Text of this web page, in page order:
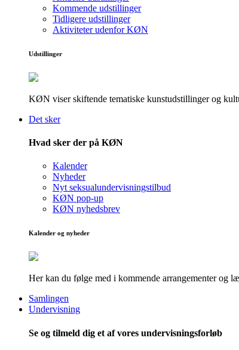
Kommende udstillinger
Tidligere udstillinger
Aktiviteter udenfor KØN
Udstillinger
KØN viser skiftende tematiske kunstudstillinger og
Det sker
Hvad sker der på KØN
Kalender
Nyheder
Nyt seksualundervisningstilbud
KØN pop-up
KØN nyhedsbrev
Kalender og nyheder
Her kan du følge med i kommende arrangementer og
Samlingen
Undervisning
Se og tilmeld dig et af vores undervisningsforløb